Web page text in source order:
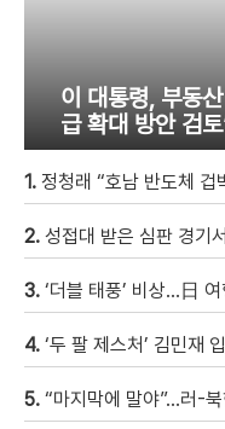
이 대통령, 부동
급 확대 방안 검
1. 정청래 “호남 반도체 겁
2. 성접대 받은 심판 경기
3. ‘더블 태풍’ 비상…日
4. ‘두 팔 제스처’ 김민재
5. “마지막에 말야”…러-